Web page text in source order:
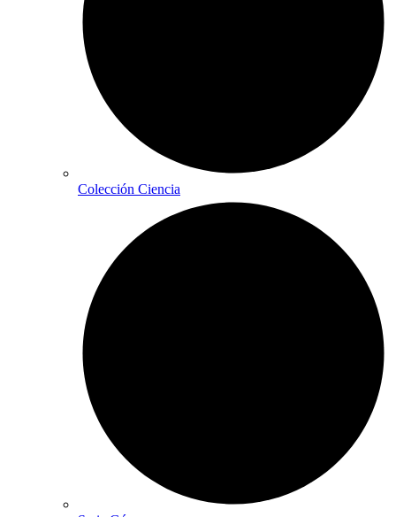
Colección Ciencia